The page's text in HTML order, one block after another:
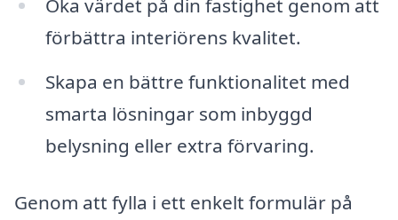
Öka värdet på din fastighet genom att
förbättra interiörens kvalitet.
Skapa en bättre funktionalitet med
smarta lösningar som inbyggd
belysning eller extra förvaring.
Genom att fylla i ett enkelt formulär på